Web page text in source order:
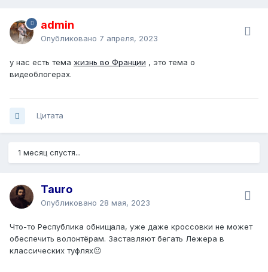
admin
Опубликовано 7 апреля, 2023
у нас есть тема жизнь во Франции , это тема о
видеоблогерах.
Цитата
1 месяц спустя...
Tauro
Опубликовано 28 мая, 2023
Что-то Республика обнищала, уже даже кроссовки не может
обеспечить волонтёрам. Заставляют бегать Лежера в
классических туфлях😐